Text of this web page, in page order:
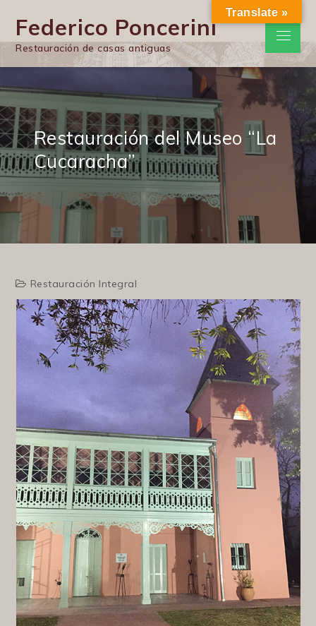
content
Federico Poncerini
Restauración de casas antiguas
Menu
Restauración del Museo “La
Cucaracha”
Restauración Integral
Translate »